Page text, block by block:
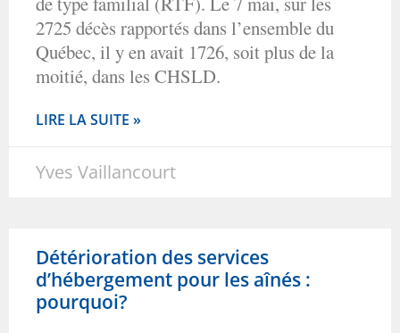
2725 décès rapportés dans l’ensemble du
Québec, il y en avait 1726, soit plus de la
moitié, dans les CHSLD.
LIRE LA SUITE »
Yves Vaillancourt
Détérioration des services
d’hébergement pour les aînés :
pourquoi?